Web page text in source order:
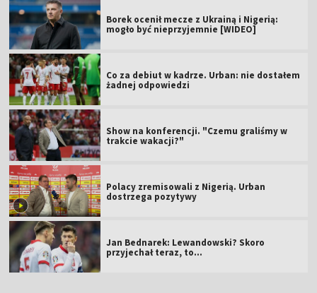
Borek ocenił mecze z Ukrainą i Nigerią:
mogło być nieprzyjemnie [WIDEO]
Co za debiut w kadrze. Urban: nie dostałem
żadnej odpowiedzi
Show na konferencji. "Czemu graliśmy w
trakcie wakacji?"
Polacy zremisowali z Nigerią. Urban
dostrzega pozytywy
Jan Bednarek: Lewandowski? Skoro
przyjechał teraz, to…